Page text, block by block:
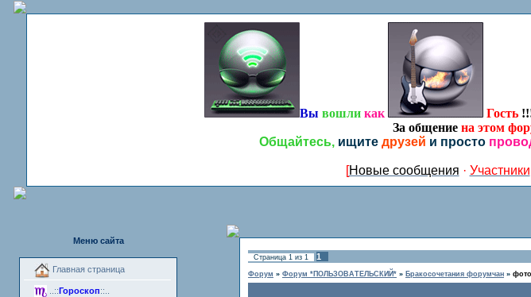
Вы вошли как Гость
За общениена этом
Общайтесь,ищите друзей и просто
[Новые сообщения · Участники
Меню сайта
Главная страница
..:: Гороскоп::..
Страница 1 из 1 1
Форум » Форум *ПОЛЬЗОВАТЕЛЬСКИЙ* » Бракосочетания форумчан »